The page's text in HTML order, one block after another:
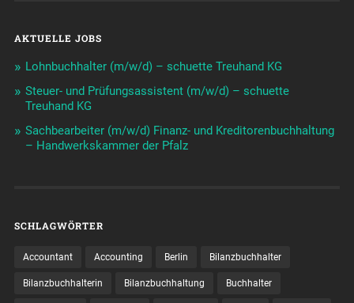
AKTUELLE JOBS
Lohnbuchhalter (m/w/d) – schuette Treuhand KG
Steuer- und Prüfungsassistent (m/w/d) – schuette
Treuhand KG
Sachbearbeiter (m/w/d) Finanz- und Kreditorenbuchhaltung
– Handwerkskammer der Pfalz
SCHLAGWÖRTER
Accountant Accounting Berlin Bilanzbuchhalter
Bilanzbuchhalterin Bilanzbuchhaltung Buchhalter